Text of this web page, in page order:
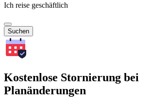
Ich reise geschäftlich
Suchen
Kostenlose Stornierung bei
Planänderungen